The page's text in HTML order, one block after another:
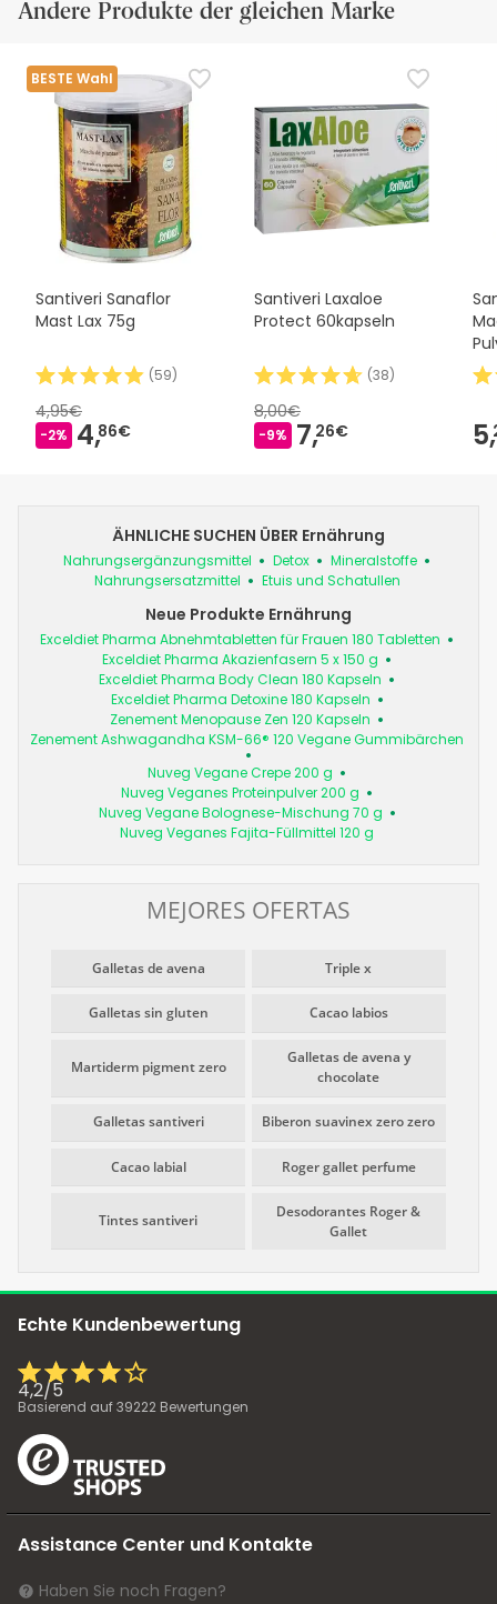
Andere Produkte der gleichen Marke
BESTE Wahl
Santiveri Sanaflor
Mast Lax 75g
(59)
4,95€
-2% 4,86€
Santiveri Laxaloe
Protect 60kapseln
(38)
8,00€
-9% 7,26€ 5,
ÄHNLICHE SUCHEN ÜBER Ernährung
Nahrungsergänzungsmittel Detox
Mineralstoffe
Nahrungsersatzmittel
Etuis und Schatullen
Neue Produkte Ernährung
Exceldiet Pharma Abnehmtabletten für Frauen 180 Tabletten
Exceldiet Pharma Akazienfasern 5 x 150 g
Exceldiet Pharma Body Clean 180 Kapseln
Exceldiet Pharma Detoxine 180 Kapseln
Zenement Menopause Zen 120 Kapseln
Zenement Ashwagandha KSM-66® 120 Vegane Gummibärchen
Nuveg Vegane Crepe 200 g
Nuveg Veganes Proteinpulver 200 g
Nuveg Vegane Bolognese-Mischung 70 g
Nuveg Veganes Fajita-Füllmittel 120 g
MEJORES OFERTAS
Galletas de avena Triple x
Galletas sin gluten Cacao labios
Martiderm pigment zero
Galletas de avena y
chocolate
Galletas santiveri Biberon suavinex zero zero
Cacao labial Roger gallet perfume
Tintes santiveri
Desodorantes Roger &
Gallet
Echte Kundenbewertung
4,2/5
Basierend auf39222 Bewertungen
Assistance Center und Kontakte
Haben Sie noch Fragen?